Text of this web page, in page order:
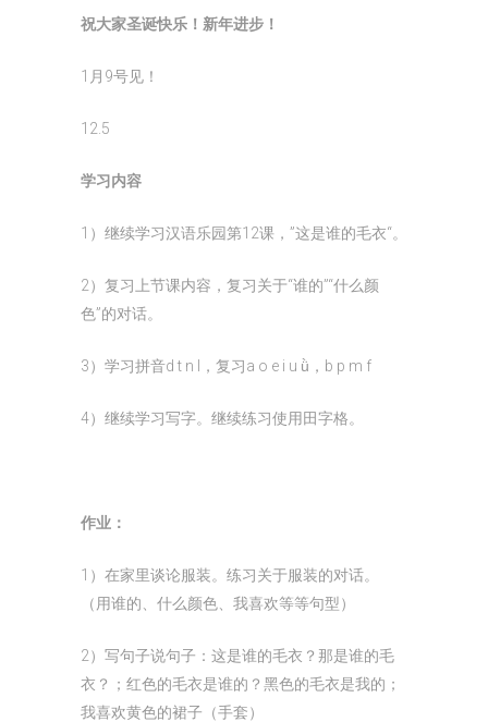
祝大家圣诞快乐！新年进步！
1月9号见！
12.5
学习内容
1）继续学习汉语乐园第12课，”这是谁的毛衣“。
2）复习上节课内容，复习关于“谁的”“什么颜
色”的对话。
3）学习拼音d t n l，复习a o e i u ǜ，b p m f
4）继续学习写字。继续练习使用田字格。
作业：
1）在家里谈论服装。练习关于服装的对话。
（用谁的、什么颜色、我喜欢等等句型）
2）写句子说句子：这是谁的毛衣？那是谁的毛
衣？；红色的毛衣是谁的？黑色的毛衣是我的；
我喜欢黄色的裙子（手套）